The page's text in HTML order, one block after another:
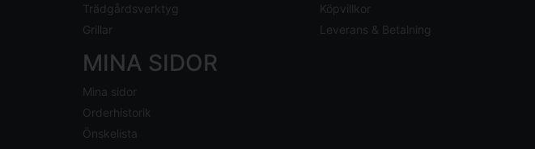
Trädgårdsverktyg
Grillar
Köpvillkor
Leverans & Betalning
MINA SIDOR
Mina sidor
Orderhistorik
Önskelista